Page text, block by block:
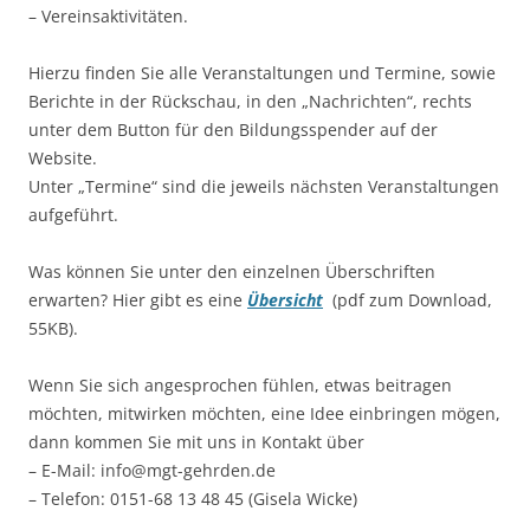
– Vereinsaktivitäten.
Hierzu finden Sie alle Veranstaltungen und Termine, sowie
Berichte in der Rückschau, in den „Nachrichten“, rechts
unter dem Button für den Bildungsspender auf der
Website.
Unter „Termine“ sind die jeweils nächsten Veranstaltungen
aufgeführt.
Was können Sie unter den einzelnen Überschriften
erwarten? Hier gibt es eine Übersicht (pdf zum Download,
55KB).
Wenn Sie sich angesprochen fühlen, etwas beitragen
möchten, mitwirken möchten, eine Idee einbringen mögen,
dann kommen Sie mit uns in Kontakt über
– E-Mail: info@mgt-gehrden.de
– Telefon: 0151-68 13 48 45 (Gisela Wicke)